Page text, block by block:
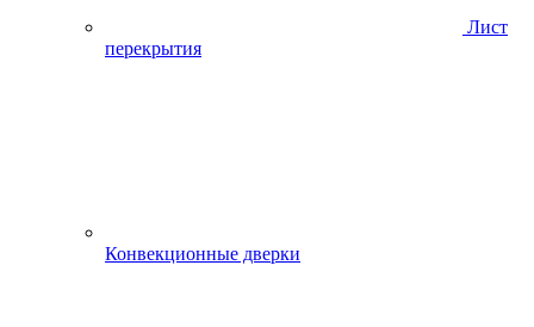
Лист
перекрытия
Конвекционные дверки